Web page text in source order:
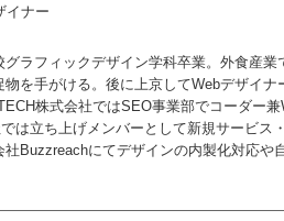
イナー
ラフィックデザイン学科卒業。外食産業
を手がける。後に上京してWebデザイナ
株式会社ではSEO事業部でコーダー
は立ち上げメンバーとして新規サービス
Buzzreachにてデザインの内製化対応や